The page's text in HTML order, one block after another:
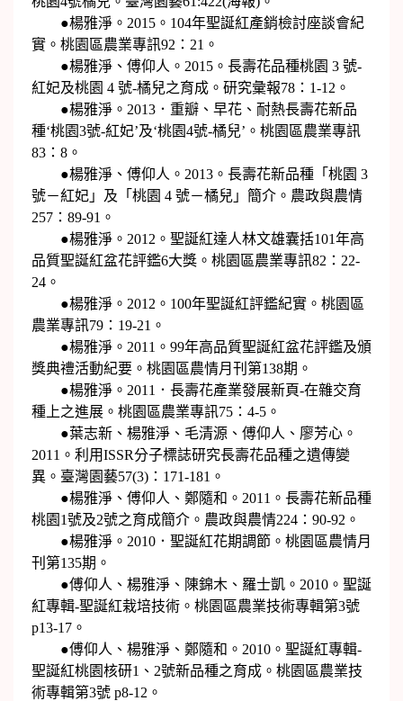
●楊雅淨。2015。104年聖誕紅產銷檢討座談會紀
實。桃園區農業專訊92：21。
●楊雅淨、傅仰人。2015。長壽花品種桃園 3 號-
紅妃及桃園 4 號-橘兒之育成。研究彙報78：1-12。
●楊雅淨。2013．重瓣、早花、耐熱長壽花新品
種‘桃園3號-紅妃’及‘桃園4號-橘兒’。桃園區農業專訊
83：8。
●楊雅淨、傅仰人。2013。長壽花新品種「桃園 3
號－紅妃」及「桃園 4 號－橘兒」簡介。農政與農情
257：89-91。
●楊雅淨。2012。聖誕紅達人林文雄囊括101年高
品質聖誕紅盆花評鑑6大獎。桃園區農業專訊82：22-
24。
●楊雅淨。2012。100年聖誕紅評鑑紀實。桃園區
農業專訊79：19-21。
●楊雅淨。2011。99年高品質聖誕紅盆花評鑑及頒
獎典禮活動紀要。桃園區農情月刊第138期。
●楊雅淨。2011．長壽花產業發展新頁-在雜交育
種上之進展。桃園區農業專訊75：4-5。
●葉志新、楊雅淨、毛清源、傅仰人、廖芳心。
2011。利用ISSR分子標誌研究長壽花品種之遺傳變
異。臺灣園藝57(3)：171-181。
●楊雅淨、傅仰人、鄭隨和。2011。長壽花新品種
桃園1號及2號之育成簡介。農政與農情224：90-92。
●楊雅淨。2010．聖誕紅花期調節。桃園區農情月
刊第135期。
●傅仰人、楊雅淨、陳錦木、羅士凱。2010。聖誕
紅專輯-聖誕紅栽培技術。桃園區農業技術專輯第3號
p13-17。
●傅仰人、楊雅淨、鄭隨和。2010。聖誕紅專輯-
聖誕紅桃園核研1、2號新品種之育成。桃園區農業技
術專輯第3號 p8-12。